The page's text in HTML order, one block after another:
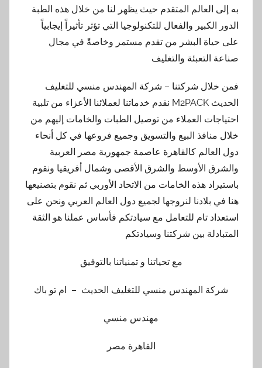
به إلى العالم المتقدم حيث يظهر لنا من خلال هذه الطبة
الدور الكبير والفعال للتكنولوجيا التي تؤثر تأثيراً إيجابياً
على حياة البشر من تقدم مستمر وخاصةً في مجال
صناعة التعبئة والتغليف
فمن خلال شركتنا – شركة المهندس منسي للتغليف
الحديث M2PACK نقدم خدماتنا لعملائنا الأعزاء من تلبية
احتياجات العملاء من توصيل الطبات والخامات إليهم من
خلال منافذ البيع والتسويق وجميع فروعها في كل أنحاء
دول العالم كالقاهرة عاصمة جمهورية مصر العربية
والشرق الأوسط والشرق الأقصى وشمال أفريقيا ونقوم
باستيراد هذه الخامات من الاتحاد الأوربي ثم نقوم بتصنيعها
هنا في بلادنا لنروجها لجميع دول العالم العربي ونحن على
استعداد تام للتعامل مع سيادتكم فأساس عملنا هو الثقة
المتبادلة بين شركتنا وسيادتكم
مع تحياتنا و تمنياتنا بالتوفيق
شركة المهندس منسي للتغليف الحديث – ام تو باك
مهندس منسي
القاهرة مصر